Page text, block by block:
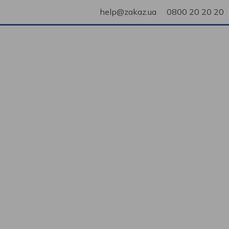
help@zakaz.ua 0800 20 20 20